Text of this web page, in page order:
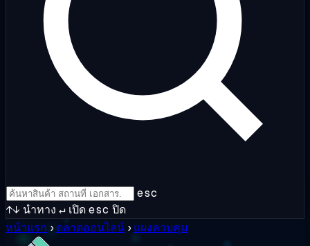
esc
↑↓ นำทาง ↵ เปิดesc ปิด
หน้าแรก › ตลาดออนไลน์ › แผงควบคุม